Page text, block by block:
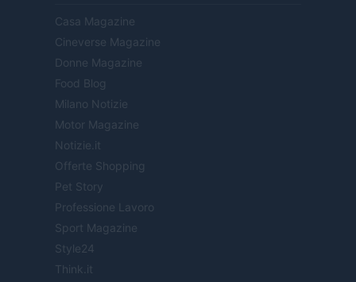
Casa Magazine
Cineverse Magazine
Donne Magazine
Food Blog
Milano Notizie
Motor Magazine
Notizie.it
Offerte Shopping
Pet Story
Professione Lavoro
Sport Magazine
Style24
Think.it